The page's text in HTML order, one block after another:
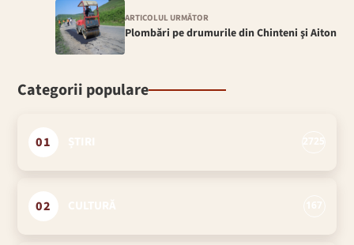
ARTICOLUL URMĂTOR
Plombări pe drumurile din Chinteni şi Aiton
Categorii populare
01
02